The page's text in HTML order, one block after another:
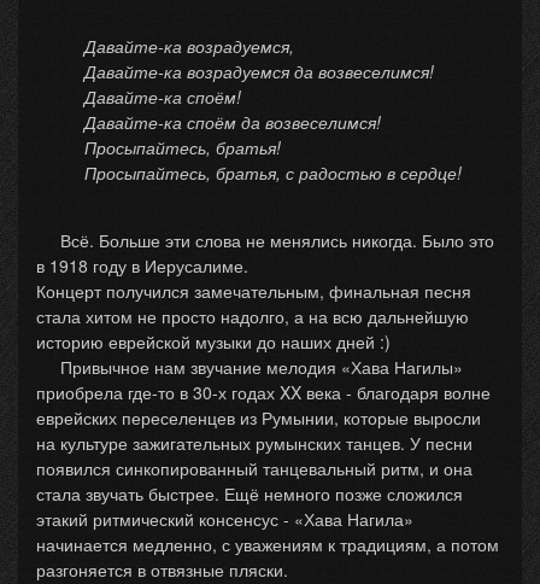
Давайте-ка возрадуемся,
Давайте-ка возрадуемся да возвеселимся!
Давайте-ка споём!
Давайте-ка споём да возвеселимся!
Просыпайтесь, братья!
Просыпайтесь, братья, с радостью в сердце!
Всё. Больше эти слова не менялись никогда. Было это
в 1918 году в Иерусалиме.
Концерт получился замечательным, финальная песня
стала хитом не просто надолго, а на всю дальнейшую
историю еврейской музыки до наших дней :)
Привычное нам звучание мелодия «Хава Нагилы»
приобрела где-то в 30-х годах XX века - благодаря волне
еврейских переселенцев из Румынии, которые выросли
на культуре зажигательных румынских танцев. У песни
появился синкопированный танцевальный ритм, и она
стала звучать быстрее. Ещё немного позже сложился
этакий ритмический консенсус - «Хава Нагила»
начинается медленно, с уважениям к традициям, а потом
разгоняется в отвязные пляски.